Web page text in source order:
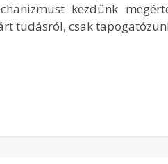
kezdünk
tudásról, csak